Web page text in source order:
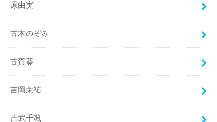
原由実
古木のぞみ
古賀葵
吉岡茉祐
吉武千颯